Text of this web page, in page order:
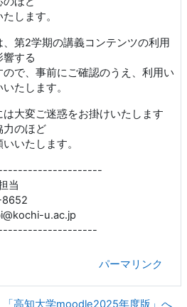
します。
、第2学期の講義コンテンツの利用
する
で、事前にご確認のうえ、利用い
たします。
は大変ご迷惑をお掛けいたします
力のほど
いたします。
当
u.ac.jp
パーマリンク
高知大学moodle2025年度版」へ